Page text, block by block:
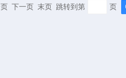
下一页 末页 跳转到第 页